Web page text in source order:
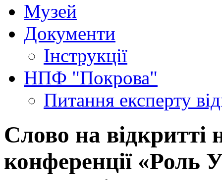
Музей
Документи
Інструкції
НПФ "Покрова"
Питання експерту
Слово на відкритті
конференції «Роль